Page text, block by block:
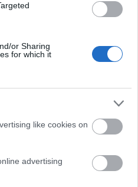
or Sharing
for which it
like cookies on
advertising